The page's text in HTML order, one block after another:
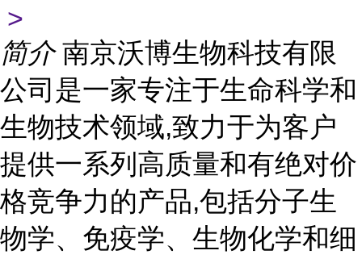
>
简介 南京沃博生物科技有限
公司是一家专注于生命科学和
生物技术领域,致力于为客户
提供一系列高质量和有绝对价
格竞争力的产品,包括分子生
物学、免疫学、生物化学和细